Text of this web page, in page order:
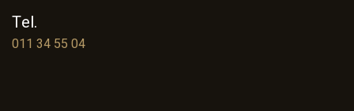
Tel.
011 34 55 04